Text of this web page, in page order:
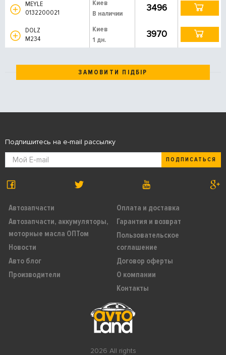
MEYLE
0132200021
Киев
В наличии
3496
DOLZ
M234
Киев
1 дн.
3970
ЗАМОВИТИ ПІДБІР
2026 All rights
Автозапчасти
Автозапчасти, аккумуляторы,
моторные масла ОПТом
Новости
Авто блог
Производители
Оплата и доставка
Гарантия и возврат
Пользовательское
соглашение
Договор оферты
О компании
Контакты
Подпишитесь на e-mail рассылку
ПОДПИСАТЬСЯ